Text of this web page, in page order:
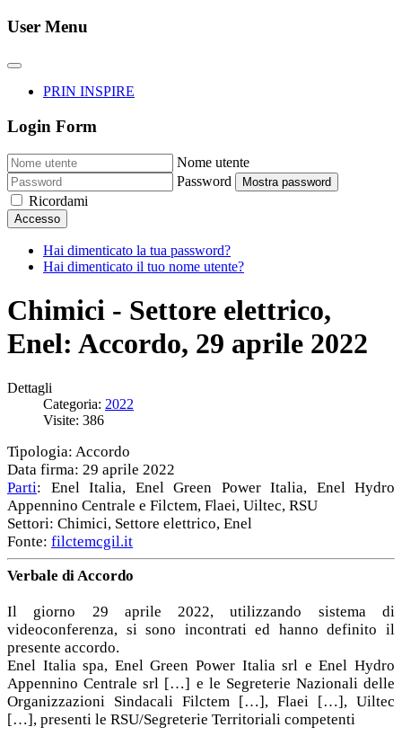
User Menu
PRIN INSPIRE
Login Form
Nome utente
Password
Mostra password
Ricordami
Accesso
Hai dimenticato la tua password?
Hai dimenticato il tuo nome utente?
Chimici - Settore elettrico,
Enel: Accordo, 29 aprile 2022
Dettagli
Categoria: 2022
Visite: 386
Tipologia: Accordo
Data firma: 29 aprile 2022
Parti: Enel Italia, Enel Green Power Italia, Enel Hydro
Appennino Centrale e Filctem, Flaei, Uiltec, RSU
Settori: Chimici, Settore elettrico, Enel
Fonte: filctemcgil.it
Verbale di Accordo
Il giorno 29 aprile 2022, utilizzando sistema di
videoconferenza, si sono incontrati ed hanno definito il
presente accordo.
Enel Italia spa, Enel Green Power Italia srl e Enel Hydro
Appennino Centrale srl […] e le Segreterie Nazionali delle
Organizzazioni Sindacali Filctem […], Flaei […], Uiltec
[…], presenti le RSU/Segreterie Territoriali competenti